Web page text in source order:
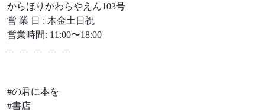
からほりかわらやえん103号
営 業 日 : 木金土日祝
営業時間: 11:00〜18:00
– – – – – – – – –
#の君に本を
#書店